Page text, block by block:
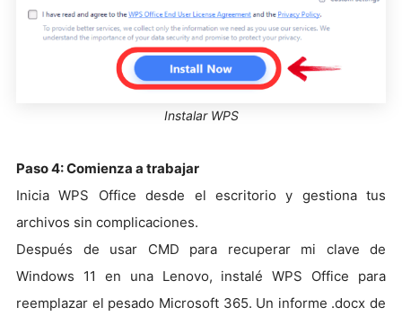
Instalar WPS
Paso 4: Comienza a trabajar
Inicia WPS Office desde el escritorio y gestiona tus
archivos sin complicaciones.
Después de usar CMD para recuperar mi clave de
Windows 11 en una Lenovo, instalé WPS Office para
reemplazar el pesado Microsoft 365. Un informe .docx de